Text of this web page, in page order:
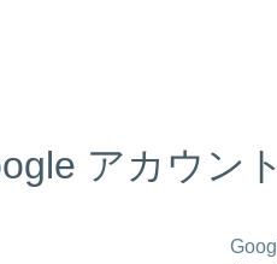
アカウン